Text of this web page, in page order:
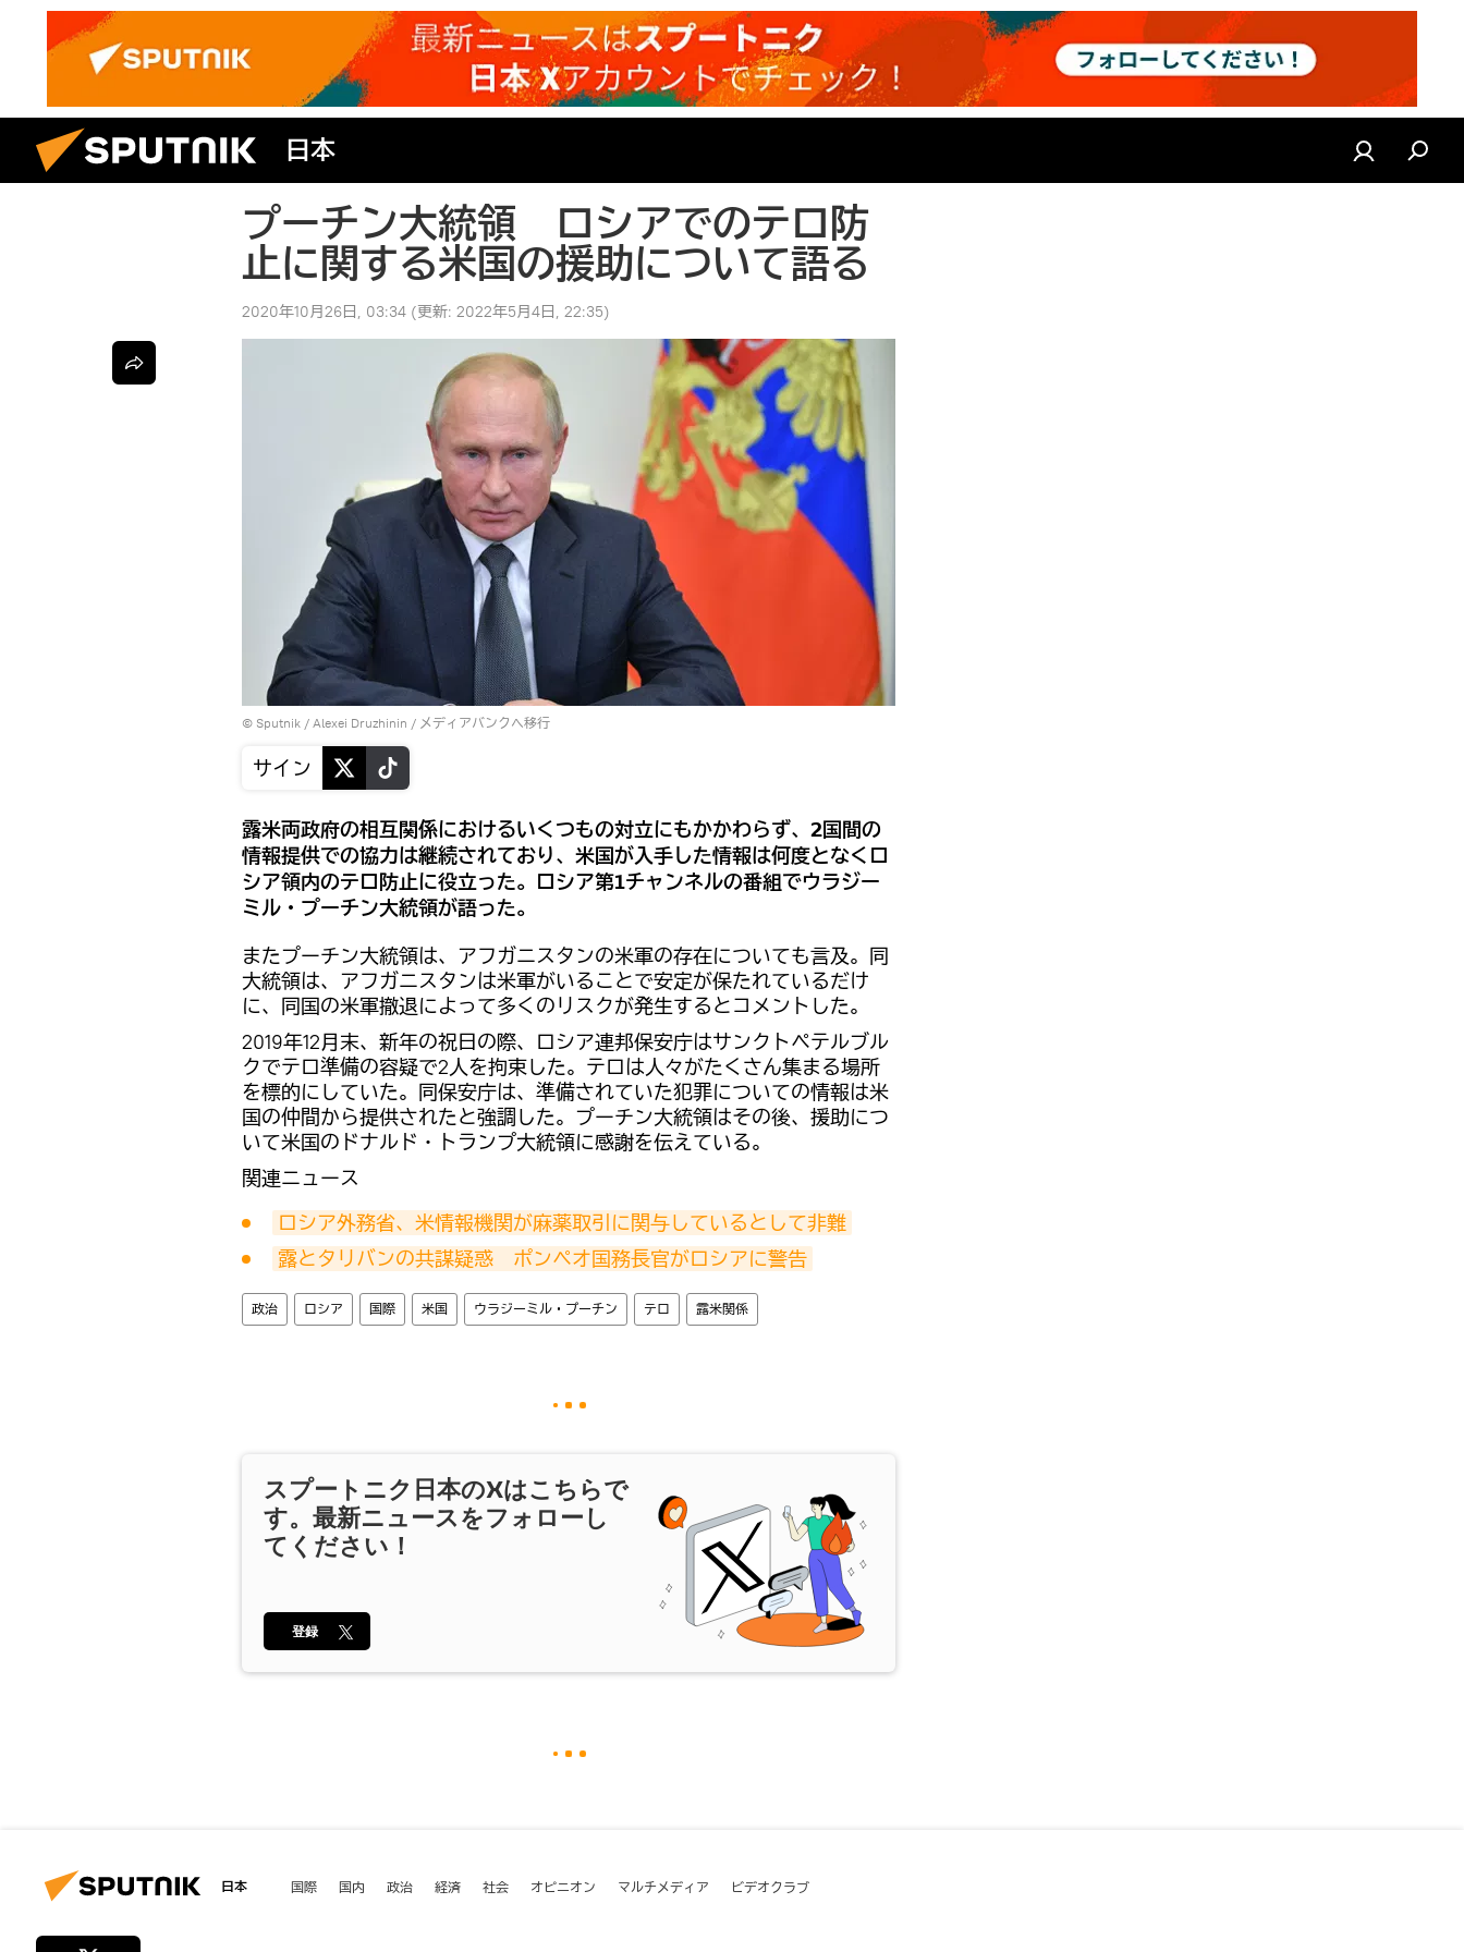
日本
プーチン大統領 ロシアでのテロ防
止に関する米国の援助について語る
2020年10月26日, 03:34 (更新: 2022年5月4日, 22:35)
© Sputnik / Alexei Druzhinin / メディアバンクへ移行
サイン
露米両政府の相互関係におけるいくつもの対立にもかかわらず、2国間の
情報提供での協力は継続されており、米国が入手した情報は何度となくロ
シア領内のテロ防止に役立った。ロシア第1チャンネルの番組でウラジー
ミル・プーチン大統領が語った。
またプーチン大統領は、アフガニスタンの米軍の存在についても言及。同
大統領は、アフガニスタンは米軍がいることで安定が保たれているだけ
に、同国の米軍撤退によって多くのリスクが発生するとコメントした。
2019年12月末、新年の祝日の際、ロシア連邦保安庁はサンクトペテルブル
クでテロ準備の容疑で2人を拘束した。テロは人々がたくさん集まる場所
を標的にしていた。同保安庁は、準備されていた犯罪についての情報は米
国の仲間から提供されたと強調した。プーチン大統領はその後、援助につ
いて米国のドナルド・トランプ大統領に感謝を伝えている。
関連ニュース
ロシア外務省、米情報機関が麻薬取引に関与しているとして非難
露とタリバンの共謀疑惑　ポンペオ国務長官がロシアに警告
政治 ロシア 国際 米国 ウラジーミル・プーチン テロ 露米関係
スプートニク日本のXはこちらで
す。最新ニュースをフォローし
てください！
登録
日本 国際 国内 政治 経済 社会 オピニオン マルチメディア ビデオクラブ